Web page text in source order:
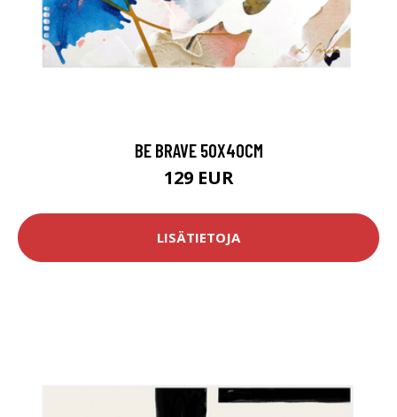
BE BRAVE 50X40CM
129 EUR
LISÄTIETOJA